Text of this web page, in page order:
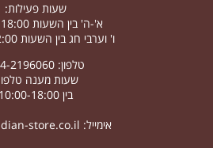
שעות פעילות:
א'-ה' בין השעות 10:00-18:00
ו' וערבי חג בין השעות 09:00-12:00
טלפון: 054-2196060
שעות מענה
בין 10:00-18:00
אימייל: store.co.il